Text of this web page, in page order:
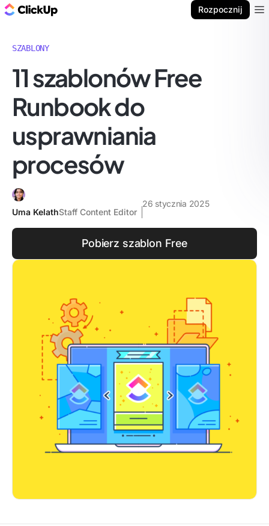
Rozpocznij
SZABLONY
11 szablonów Free
Runbook do
usprawniania
procesów
Uma KelathStaff Content Editor
26 stycznia 2025
Pobierz szablon Free